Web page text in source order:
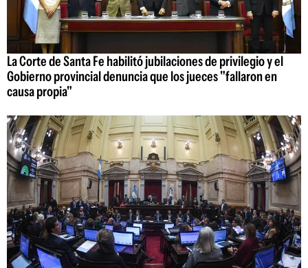
La Corte de Santa Fe habilitó jubilaciones de privilegio y el
Gobierno provincial denuncia que los jueces "fallaron en
causa propia"